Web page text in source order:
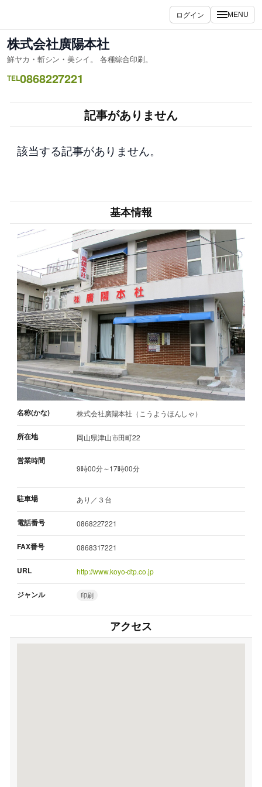
を
ス
キ
ッ
ログイン MENU
株式会社廣陽本社
鮮ヤカ・斬シン・美シイ。 各種綜合印刷。
TEL0868227221
記事がありません
該当する記事がありません。
基本情報
名称(かな) 株式会社廣陽本社（こうようほんしゃ）
所在地 岡山県津山市田町22
営業時間
9時00分～17時00分
駐車場 あり／３台
電話番号 0868227221
FAX番号 0868317221
URL http://www.koyo-dtp.co.jp
ジャンル 印刷
アクセス